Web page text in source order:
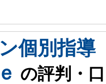
個別指
の評判・